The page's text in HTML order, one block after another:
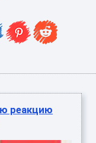
реакцию